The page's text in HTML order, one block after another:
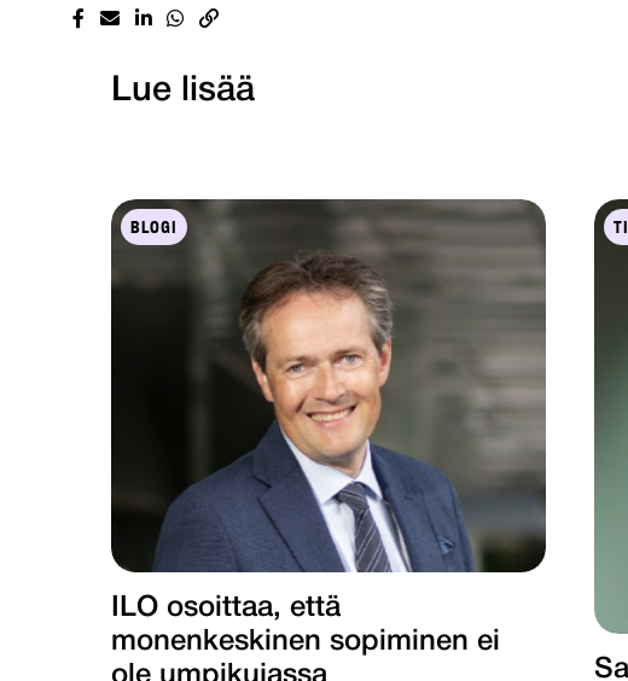
Lue lisää
BLOGI
ILO osoittaa, että
monenkeskinen sopiminen ei